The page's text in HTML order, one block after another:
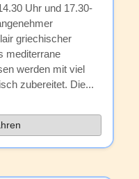
Uhr und 17.30-
griechischer
mediterrane
werden mit viel
zubereitet. Die...